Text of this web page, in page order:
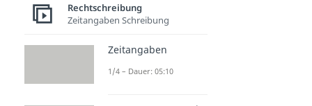
Rechtschreibung
Zeitangaben Schreibung
Zeitangaben
1/4 – Dauer: 05:10